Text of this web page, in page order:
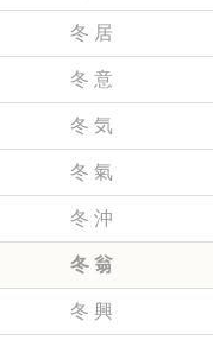
冬 居
冬 意
冬 気
冬 氣
冬 沖
冬 翁
冬 興